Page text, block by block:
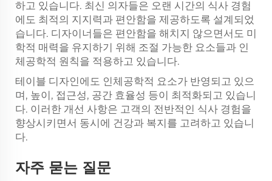
하고 있습니다. 최신 의자들은 오랜 시간의 식사 경험
에도 최적의 지지력과 편안함을 제공하도록 설계되었
습니다. 디자이너들은 편안함을 해치지 않으면서도 미
학적 매력을 유지하기 위해 조절 가능한 요소들과 인
체공학적 원칙을 적용하고 있습니다.
테이블 디자인에도 인체공학적 요소가 반영되고 있으
며, 높이, 접근성, 공간 효율성 등이 최적화되고 있습니
다. 이러한 개선 사항은 고객의 전반적인 식사 경험을
향상시키면서 동시에 건강과 복지를 고려하고 있습니
다.
자주 묻는 질문